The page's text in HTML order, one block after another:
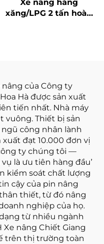
Xe nâng hàng
xăng/LPG 2 tấn hoàn
của Công ty
Hà được sản xuất
tiến nhất. Nhà máy
vuông. Thiết bị sản
công nhân lành
đạt 10.000 đơn vị
ty chúng tôi —
là ưu tiên hàng đầu’
kiểm soát chất lượng
cậy của pin nâng
thiết, từ đó nâng
nghiệp của họ.
từ nhiều ngành
nâng Chiết Giang
trên thị trường toàn